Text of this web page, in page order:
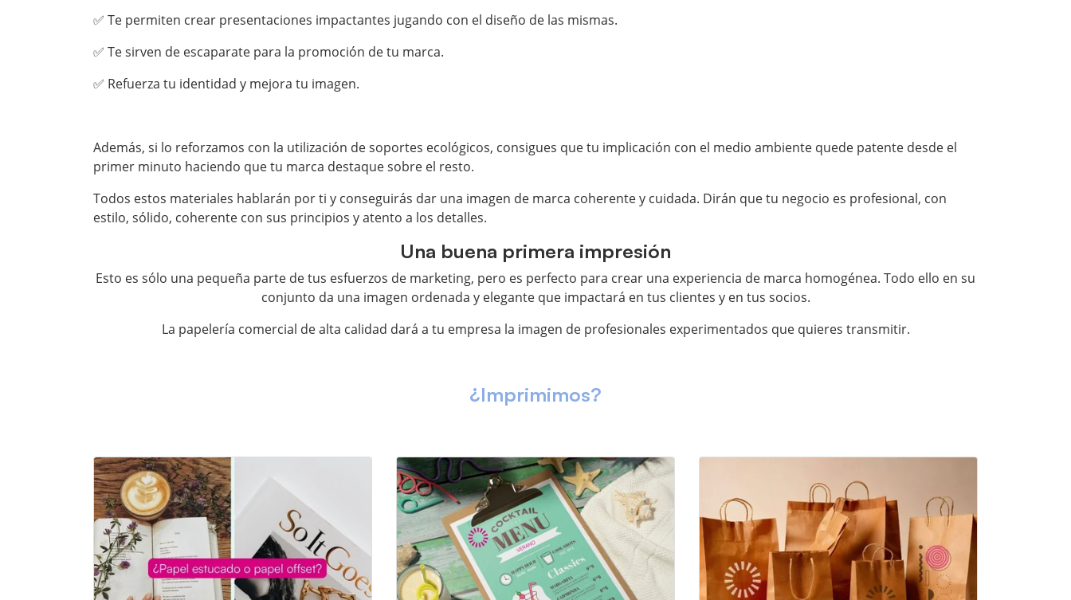
✅ Te permiten crear presentaciones impactantes jugando con el diseño de las mismas.
✅ Te sirven de escaparate para la promoción de tu marca.
✅ Refuerza tu identidad y mejora tu imagen.
Además, si lo reforzamos con la utilización de soportes ecológicos, consigues que tu implicación con el medio ambiente quede patente desde el
primer minuto haciendo que tu marca destaque sobre el resto.
Todos estos materiales hablarán por ti y conseguirás dar una imagen de marca coherente y cuidada. Dirán que tu negocio es profesional, con
estilo, sólido, coherente con sus principios y atento a los detalles.
Una buena primera impresión
Esto es sólo una pequeña parte de tus esfuerzos de marketing, pero es perfecto para crear una experiencia de marca homogénea. Todo ello en su
conjunto da una imagen ordenada y elegante que impactará en tus clientes y en tus socios.
La papelería comercial de alta calidad dará a tu empresa la imagen de profesionales experimentados que quieres transmitir.
¿Imprimimos?